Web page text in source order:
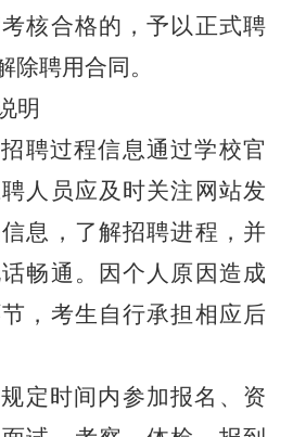
核合格的，予以正式聘
除聘用合同。
明
聘过程信息通过学校官
人员应及时关注网站发
息，了解招聘进程，并
畅通。因个人原因造成
，考生自行承担相应后
定时间内参加报名、资